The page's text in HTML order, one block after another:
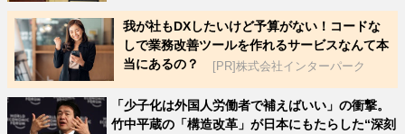
我が社もDXしたいけど予算がない！コードな
しで業務改善ツールを作れるサービスなんて本
当にあるの？
[PR]株式会社インターパーク
「少子化は外国人労働者で補えばいい」の衝撃。
竹中平蔵の「構造改革」が日本にもたらした“深刻